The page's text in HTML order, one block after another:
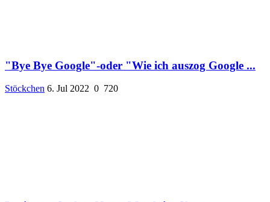
"Bye Bye Google"-oder "Wie ich auszog Google ...
Stöckchen 6. Jul 2022 0 720